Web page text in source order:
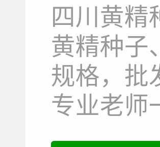
四川黄精
黄精种子
规格，批
专业老师